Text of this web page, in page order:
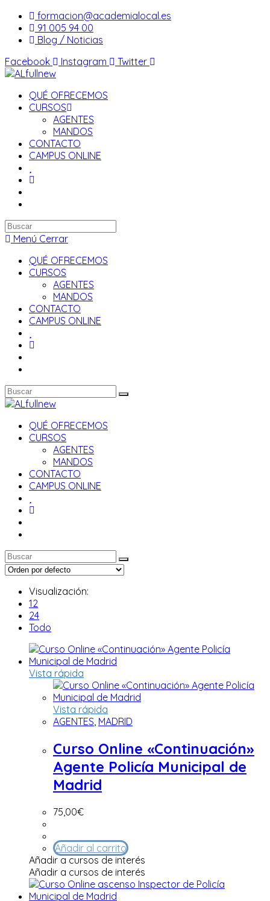
Saltar
contenido
formacion@academialocal.es
91 005 94 00
Blog / Noticias
Facebook
Instagram Twitter
QUÉ OFRECEMOS
CURSOS
AGENTES
MANDOS
CONTACTO
CAMPUS ONLINE
Buscar
en
web
Menú Cerrar
QUÉ OFRECEMOS
CURSOS
AGENTES
MANDOS
CONTACTO
CAMPUS ONLINE
QUÉ OFRECEMOS
CURSOS
AGENTES
MANDOS
CONTACTO
CAMPUS ONLINE
Visualización:
12
24
Todo
Vista rápida
Vista rápida
AGENTES, MADRID
Curso Online «Continuación»
Agente Policía Municipal de
Madrid
75,00€
Añadir al carrito
Añadir a cursos de interés
Añadir a cursos de interés